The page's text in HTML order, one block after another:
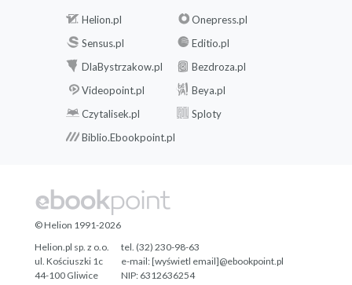
Helion.pl
Onepress.pl
Sensus.pl
Editio.pl
DlaBystrzakow.pl
Bezdroza.pl
Videopoint.pl
Beya.pl
Czytalisek.pl
Sploty
Biblio.Ebookpoint.pl
© Helion 1991-2026
Helion.pl sp. z o.o.
ul. Kościuszki 1c
44-100 Gliwice
tel. (32) 230-98-63
e-mail:[wyświetl email]@ebookpoint.pl
NIP: 6312636254